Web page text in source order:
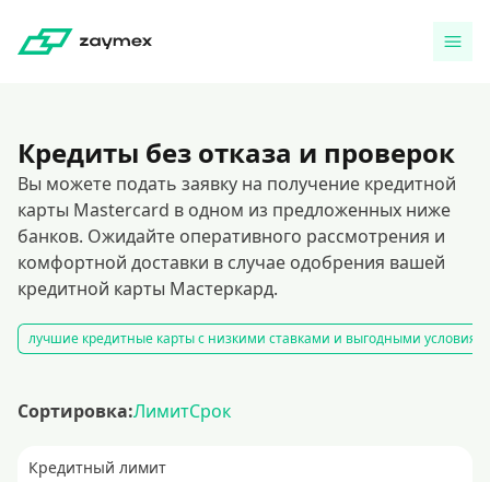
Кредиты без отказа и проверок
Вы можете подать заявку на получение кредитной
карты Mastercard в одном из предложенных ниже
банков. Ожидайте оперативного рассмотрения и
комфортной доставки в случае одобрения вашей
кредитной карты Мастеркард.
лучшие кредитные карты с низкими ставками и выгодными
Сортировка:ЛимитСрок
Кредитный лимит